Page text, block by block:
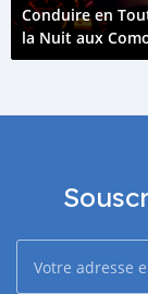
Conduire en
la Nuit aux